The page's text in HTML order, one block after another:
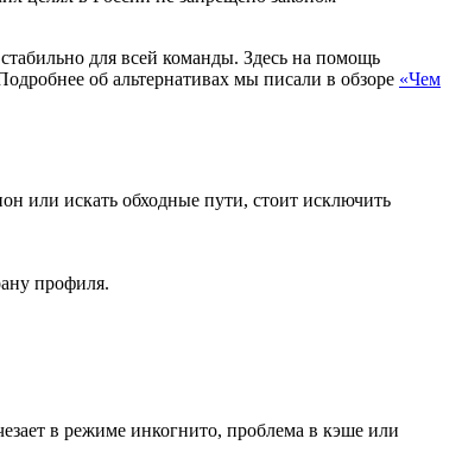
для всей команды. Здесь на помощь
об альтернативах мы писали в обзоре «Чем
или искать обходные пути, стоит исключить
профиля.
в режиме инкогнито, проблема в кэше или